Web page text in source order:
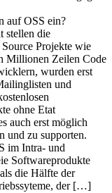
es die aus OSS
arbeiten gegen
auf OSS ein?
stellen die
Projekte wie
Zeilen Code
wurden erst
und
ohne Etat
auch erst möglich
und zu supporten.
im Intra- und
Softwareprodukte